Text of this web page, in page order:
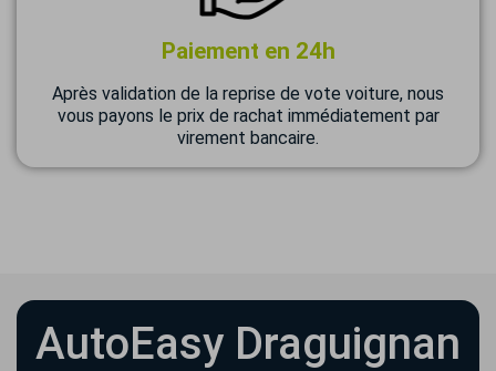
Paiement en 24h
Après validation de la reprise de vote voiture, nous
vous payons le prix de rachat immédiatement par
virement bancaire.
AutoEasy Draguignan